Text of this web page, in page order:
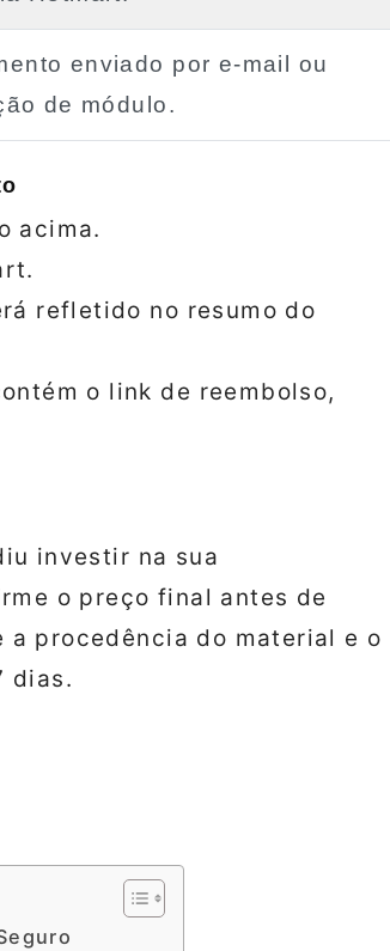
enviado por e‑mail ou
de módulo.
acima.
refletido no resumo do
o link de reembolso,
investir na sua
o preço final antes de
procedência do material e o
dias.